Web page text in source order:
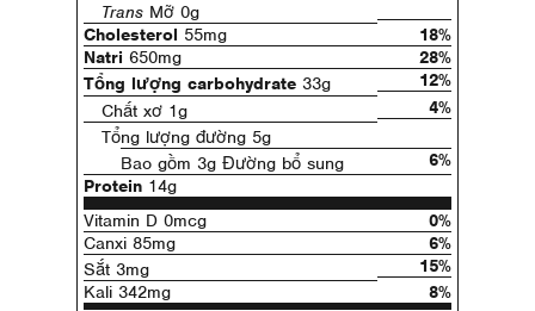
Trans Mỡ 0g
Cholesterol 55mg
18%
Natri 650mg
28%
Tổng lượng carbohydrate 33g
12%
Chất xơ 1g
4%
Tổng lượng đường 5g
Bao gồm 3g Đường bổ sung
6%
Protein 14g
Vitamin D 0mcg
0%
Canxi 85mg
6%
Sắt 3mg
15%
Kali 342mg
8%